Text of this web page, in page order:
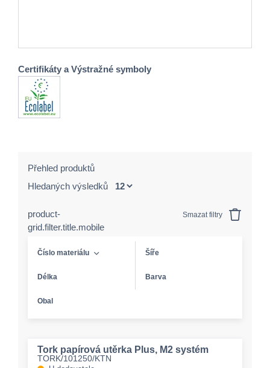
Certifikáty a Výstražné symboly
Přehled produktů
Hledaných výsledků
product-
grid.filter.title.mobile
Smazat filtry
Číslo materiálu Šíře
Délka Barva
Obal
Tork papírová utěrka Plus, M2 systém
TORK/101250/KTN